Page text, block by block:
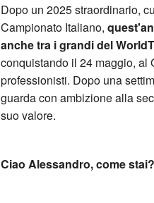
Dopo un 2025 straordinario,
Campionato Italiano,
anche tra i grandi del
conquistando il 24 maggio, al
professionisti. Dopo una
guarda con ambizione alla
suo valore.
Ciao Alessandro, come stai?